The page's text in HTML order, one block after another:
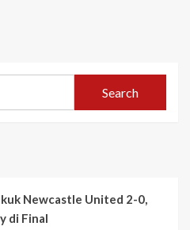
Search
Newcastle United 2-0,
di Final